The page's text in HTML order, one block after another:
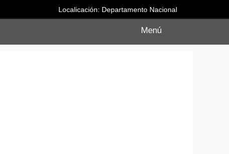
Localicación: Departamento Nacional
Menú